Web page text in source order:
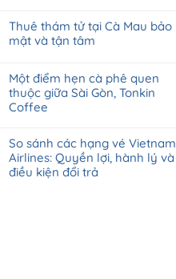
Thuê thám tử tại Cà Mau bảo
mật và tận tâm
Một điểm hẹn cà phê quen
thuộc giữa Sài Gòn, Tonkin
Coffee
So sánh các hạng vé Vietnam
Airlines: Quyền lợi, hành lý và
điều kiện đổi trả